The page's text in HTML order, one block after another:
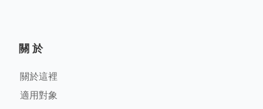
關於
關於這裡
適用對象